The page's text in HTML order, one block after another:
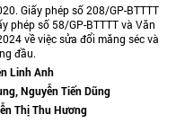
Giấy phép số 208/GP-BTTTT
phép số 58/GP-BTTTT và Văn
về việc sửa đổi măng séc và
đầu.
Linh Anh
Nguyễn Tiến Dũng
Thị Thu Hương